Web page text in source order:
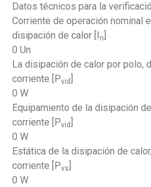
Datos técnicos para la
Corriente de operación nominal
disipación de calor [I
n
0 Un
La disipación de calor por polo,
corriente [Pvid
0 W
Equipamiento de la disipación
corriente [Pvid
0 W
Estática de la disipación de
corriente [Pvs
0 W